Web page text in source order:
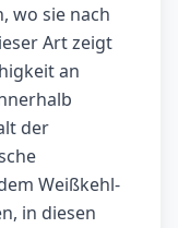
wo sie nach
Art zeigt
an
der
Weißkehl-
in diesen